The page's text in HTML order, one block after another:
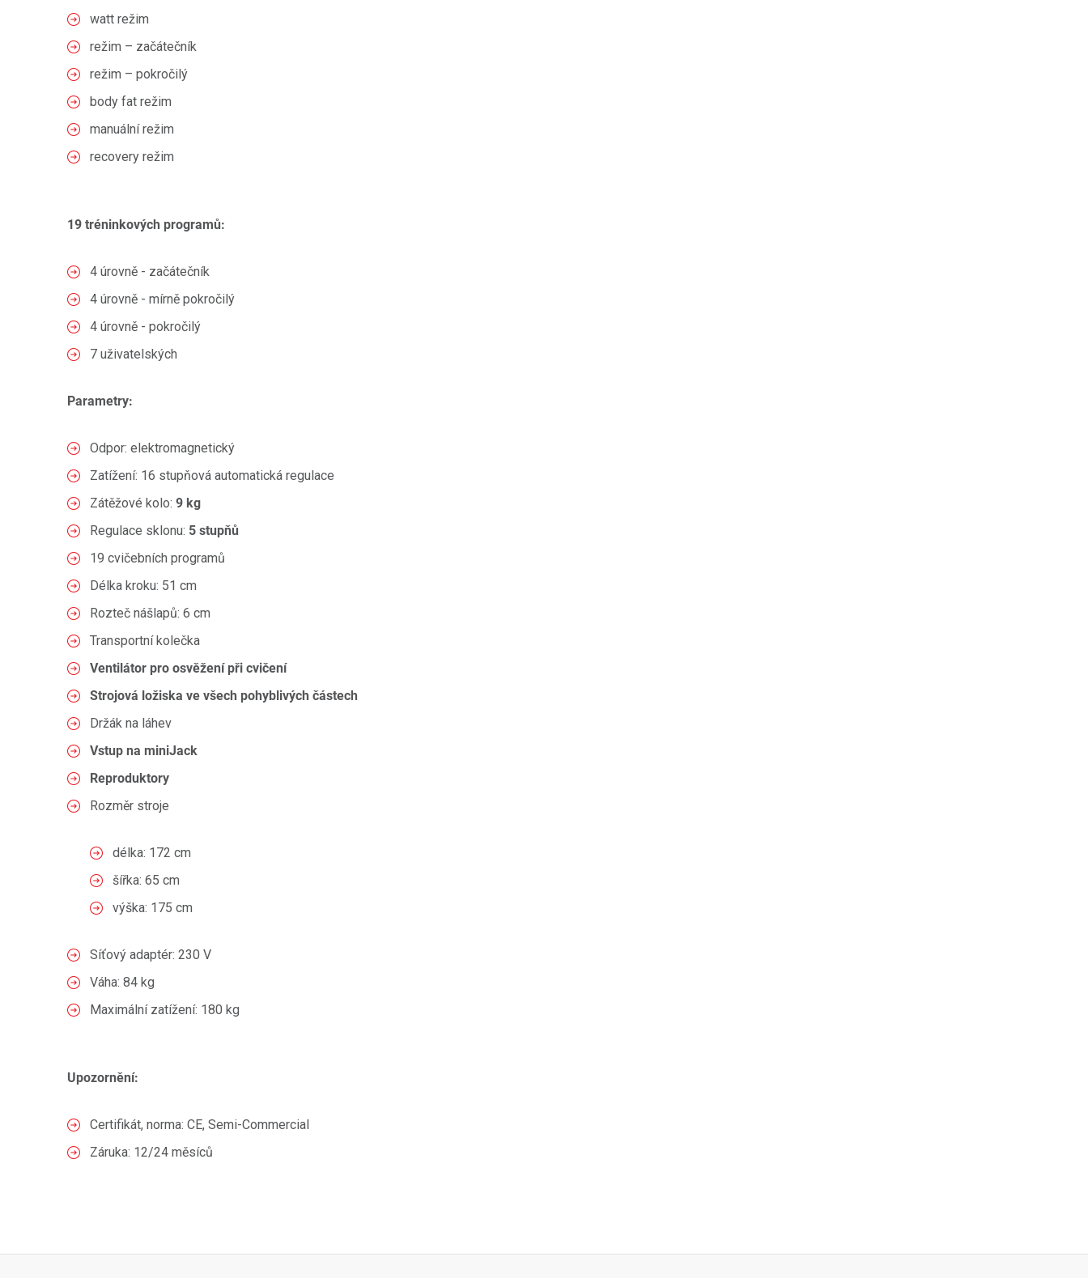
watt režim
režim – začátečník
režim – pokročilý
body fat režim
manuální režim
recovery režim
19 tréninkových programů:
4 úrovně - začátečník
4 úrovně - mírně pokročilý
4 úrovně - pokročilý
7 uživatelských
Parametry:
Odpor: elektromagnetický
Zatížení: 16 stupňová automatická regulace
Zátěžové kolo: 9 kg
Regulace sklonu: 5 stupňů
19 cvičebních programů
Délka kroku: 51 cm
Rozteč nášlapů: 6 cm
Transportní kolečka
Ventilátor pro osvěžení při cvičení
Strojová ložiska ve všech pohyblivých částech
Držák na láhev
Vstup na miniJack
Reproduktory
Rozměr stroje
délka: 172 cm
šířka: 65 cm
výška: 175 cm
Síťový adaptér: 230 V
Váha: 84 kg
Maximální zatížení: 180 kg
Upozornění:
Certifikát, norma: CE, Semi-Commercial
Záruka: 12/24 měsíců